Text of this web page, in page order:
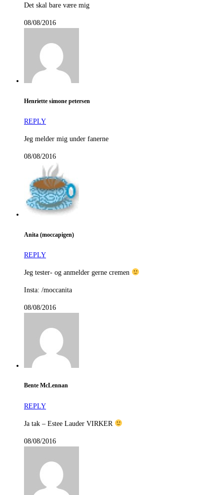
Det skal bare være mig
08/08/2016
Henriette simone petersen
REPLY
Jeg melder mig under fanerne
08/08/2016
Anita (moccapigen)
REPLY
Jeg tester- og anmelder gerne cremen
Insta: /moccanita
08/08/2016
Bente McLennan
REPLY
Ja tak – Estee Lauder VIRKER
08/08/2016